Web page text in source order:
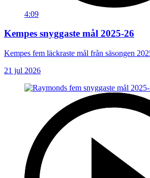
4:09
Kempes snyggaste mål 2025-26
Kempes fem läckraste mål från säsongen
21 jul 2026